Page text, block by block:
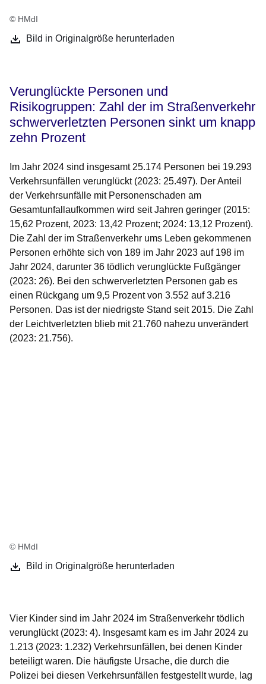
© HMdI
Bild in Originalgröße herunterladen
Verunglückte Personen und
Risikogruppen: Zahl der im Straßenverkehr
schwerverletzten Personen sinkt um knapp
zehn Prozent
Im Jahr 2024 sind insgesamt 25.174 Personen bei 19.293
Verkehrsunfällen verunglückt (2023: 25.497). Der Anteil
der Verkehrsunfälle mit Personenschaden am
Gesamtunfallaufkommen wird seit Jahren geringer (2015:
15,62 Prozent, 2023: 13,42 Prozent; 2024: 13,12 Prozent).
Die Zahl der im Straßenverkehr ums Leben gekommenen
Personen erhöhte sich von 189 im Jahr 2023 auf 198 im
Jahr 2024, darunter 36 tödlich verunglückte Fußgänger
(2023: 26). Bei den schwerverletzten Personen gab es
einen Rückgang um 9,5 Prozent von 3.552 auf 3.216
Personen. Das ist der niedrigste Stand seit 2015. Die Zahl
der Leichtverletzten blieb mit 21.760 nahezu unverändert
(2023: 21.756).
© HMdI
Bild in Originalgröße herunterladen
Vier Kinder sind im Jahr 2024 im Straßenverkehr tödlich
verunglückt (2023: 4). Insgesamt kam es im Jahr 2024 zu
1.213 (2023: 1.232) Verkehrsunfällen, bei denen Kinder
beteiligt waren. Die häufigste Ursache, die durch die
Polizei bei diesen Verkehrsunfällen festgestellt wurde, lag